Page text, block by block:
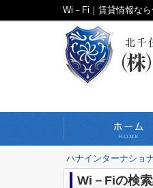
Wi－Fi｜賃貸情報な
ハナインターナショ
Wi－Fiの検